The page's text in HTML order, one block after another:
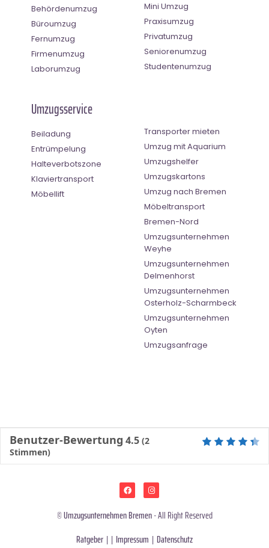
Behördenumzug
Büroumzug
Fernumzug
Firmenumzug
Laborumzug
Mini Umzug
Praxisumzug
Privatumzug
Seniorenumzug
Studentenumzug
Umzugsservice
Beiladung
Entrümpelung
Halteverbotszone
Klaviertransport
Möbellift
Transporter mieten
Umzug mit Aquarium
Umzugshelfer
Umzugskartons
Umzug nach Bremen
Möbeltransport
Bremen-Nord
Umzugsunternehmen
Weyhe
Umzugsunternehmen
Delmenhorst
Umzugsunternehmen
Osterholz-Scharmbeck
Umzugsunternehmen
Oyten
Umzugsanfrage
Benutzer-Bewertung 4.5 (2
Stimmen)
©Umzugsunternehmen Bremen- All Right Reserved
Ratgeber | | Impressum | Datenschutz